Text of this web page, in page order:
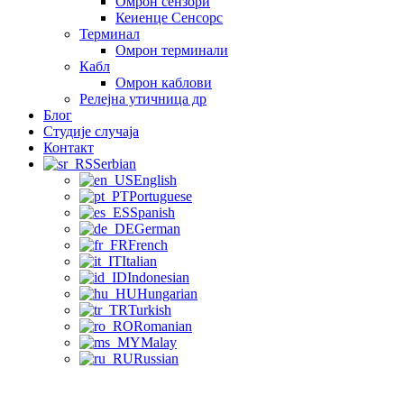
Кеиенце Сенсорс
Терминал
Омрон терминали
Кабл
Омрон каблови
Релејна утичница др
Блог
Студије случаја
Контакт
Serbian
English
Portuguese
Spanish
German
French
Italian
Indonesian
Hungarian
Turkish
Romanian
Malay
Russian